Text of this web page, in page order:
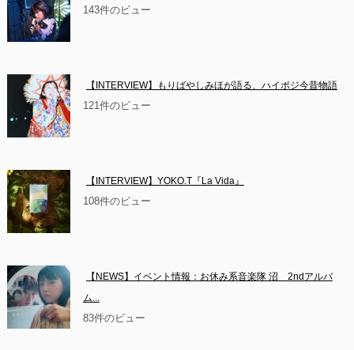
143件のビュー
【INTERVIEW】もりばやしみほが語る、ハイポジ今昔物語
121件のビュー
【INTERVIEW】YOKO.T『La Vida』
108件のビュー
【NEWS】イベント情報：お休み系音楽隊 沼　2ndアルバ
ム...
83件のビュー